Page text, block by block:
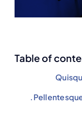
Table of